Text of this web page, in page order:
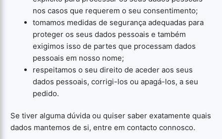
nos casos que requerem o seu consentimento;
tomamos medidas de segurança adequadas para
proteger os seus dados pessoais e também
exigimos isso de partes que processam dados
pessoais em nosso nome;
respeitamos o seu direito de aceder aos seus
dados pessoais, corrigi-los ou apagá-los, a seu
pedido.
Se tiver alguma dúvida ou quiser saber exatamente quais
dados mantemos de si, entre em contacto connosco.